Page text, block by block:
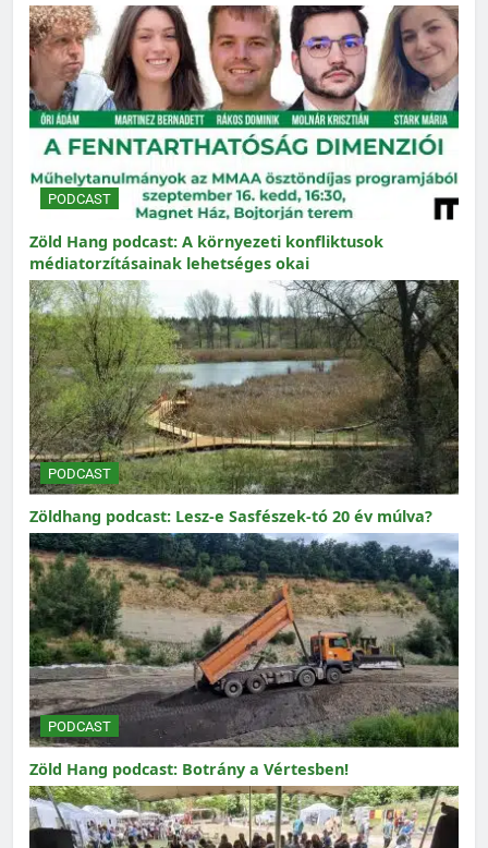
PODCAST
Zöld Hang podcast: A környezeti konfliktusok
médiatorzításainak lehetséges okai
PODCAST
Zöldhang podcast: Lesz-e Sasfészek-tó 20 év múlva?
PODCAST
Zöld Hang podcast: Botrány a Vértesben!